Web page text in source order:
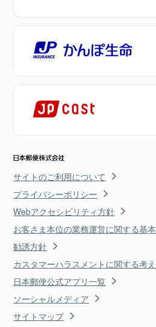
サイトのご利用について
プライバシーポリシー
Webアクセシビリティ方針
お客さま本位の業務運営に関する基
勧誘方針
カスタマーハラスメントに関する考
日本郵便公式アプリ一覧
ソーシャルメディア
サイトマップ